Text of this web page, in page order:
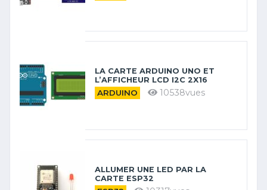
LA CARTE ARDUINO UNO ET
L’AFFICHEUR LCD I2C 2X16
ARDUINO 10538vues
ALLUMER UNE LED PAR LA
CARTE ESP32